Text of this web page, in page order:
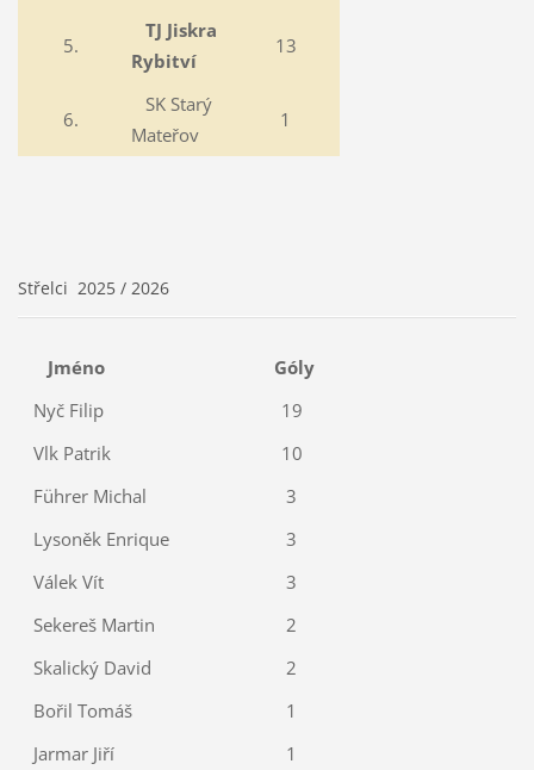
5.
TJ Jiskra
Rybitví
13
6.
SK Starý
Mateřov
1
Střelci 2025 / 2026
Jméno
Góly
Nyč Filip
19
Vlk Patrik
10
Führer Michal
3
Lysoněk Enrique
3
Válek Vít
3
Sekereš Martin
2
Skalický David
2
Bořil Tomáš
1
Jarmar Jiří
1